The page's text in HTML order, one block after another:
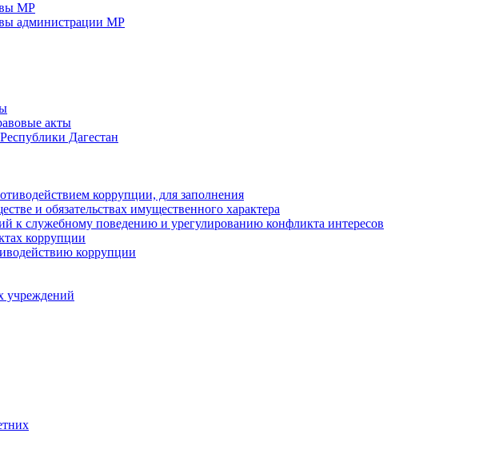
МР
администрации МР
акты
Дагестан
коррупции, для заполнения
и обязательствах имущественного характера
к служебному поведению и урегулированию конфликта интересов
коррупции
коррупции
учреждений